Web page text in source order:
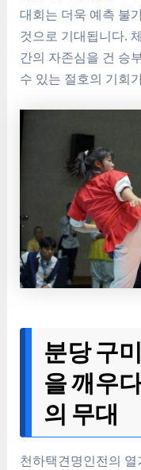
대회는 더욱 예측 불
것으로 기대됩니다.
간의 자존심을 건 승
수 있는 절호의 기회
분당 구
을 깨우
의 무대
천하택견명인전의